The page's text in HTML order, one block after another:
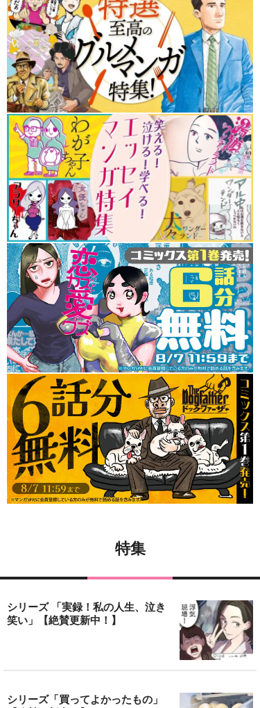
特集
シリーズ 「実録！私の人生、泣き
笑い」【絶賛更新中！】
シリーズ「買ってよかったもの」